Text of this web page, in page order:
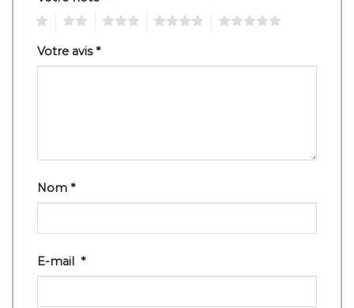
Votre avis*
Nom *
E-mail *